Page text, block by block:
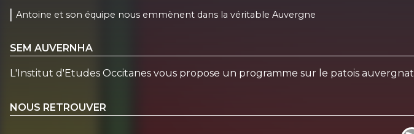
Antoine et son équipe nous emmènent dans la véritable Auvergne
SEM AUVERNHA
L'Institut d'Etudes Occitanes vous propose un programme sur le patois auvergnat
NOUS RETROUVER